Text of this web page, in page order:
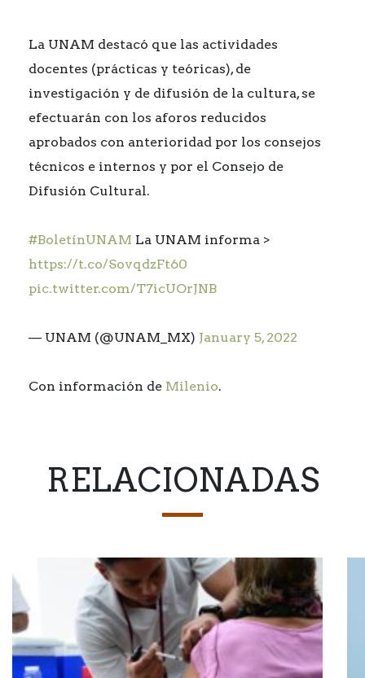
La UNAM destacó que las actividades
docentes (prácticas y teóricas), de
investigación y de difusión de la cultura, se
efectuarán con los aforos reducidos
aprobados con anterioridad por los consejos
técnicos e internos y por el Consejo de
Difusión Cultural.
#BoletínUNAM La UNAM informa >
https://t.co/SovqdzFt60
pic.twitter.com/T7icUOrJNB
— UNAM (@UNAM_MX) January 5, 2022
Con información de Milenio.
RELACIONADAS